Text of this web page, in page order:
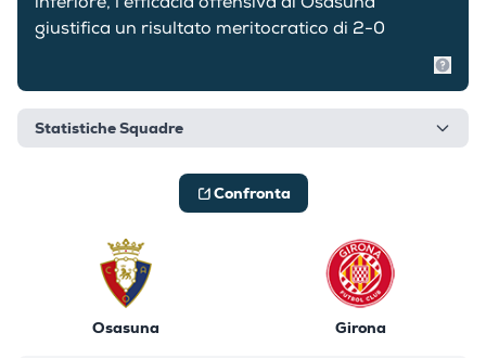
inferiore, l'efficacia offensiva di Osasuna
giustifica un risultato meritocratico di 2-0
Statistiche Squadre
Confronta
Osasuna Girona